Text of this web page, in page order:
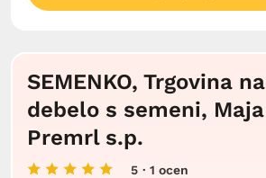
SEMENKO, Trgovina na
debelo s semeni, Maja
Premrl s.p.
5 · 1 ocen